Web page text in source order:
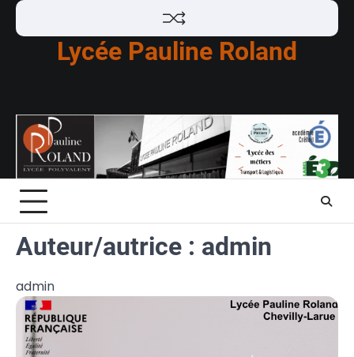
Skip
Lycée Pauline Roland
Auteur/autrice : admin
admin